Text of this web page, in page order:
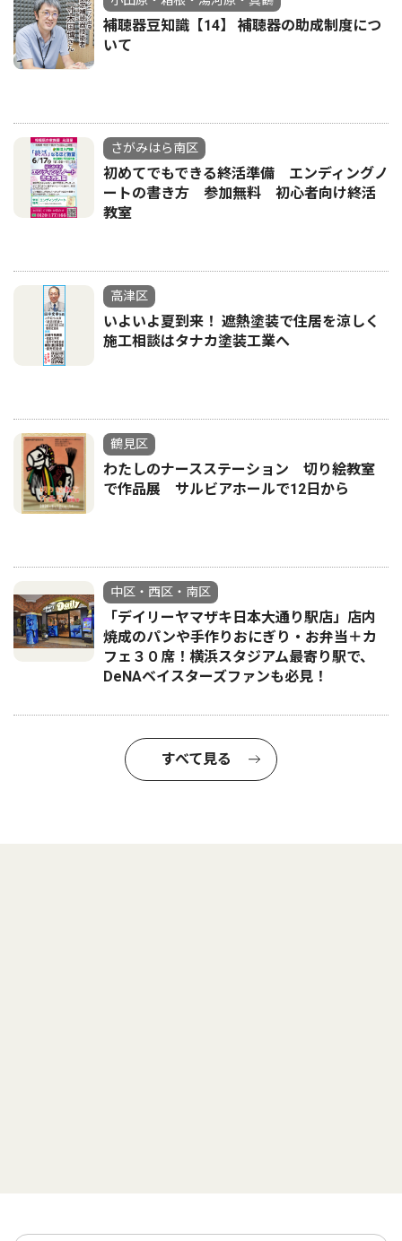
補聴器豆知識【14】 補聴器の助成制度につ
いて
さがみはら南区
初めてでもできる終活準備 エンディングノ
ートの書き方 参加無料 初心者向け終活
教室
高津区
いよいよ夏到来！ 遮熱塗装で住居を涼しく
施工相談はタナカ塗装工業へ
鶴見区
わたしのナースステーション 切り絵教室
で作品展 サルビアホールで12日から
中区・西区・南区
「デイリーヤマザキ日本大通り駅店」店内
焼成のパンや手作りおにぎり・お弁当＋カ
フェ３０席！横浜スタジアム最寄り駅で、
DeNAベイスターズファンも必見！
すべて見る